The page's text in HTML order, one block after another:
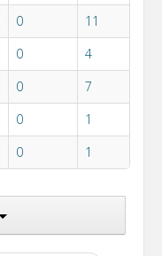
0
11
0
4
0
7
0
1
0 1